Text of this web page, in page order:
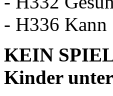
- H336 Kann
KEIN
Kinder